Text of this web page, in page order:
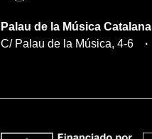
Palau de la Música Catalana
C/ Palau de la Música, 4-6